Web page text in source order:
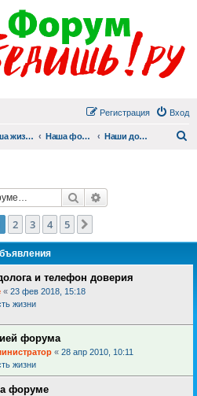
Вход
Регистрация
Наша жизнь (не всё же о суициде!) Наша фотогалерея Наши дороги
Поиск
2 3 4 5
и телефон доверия
« 23 фев 2018, 15:18
жизни
форума
« 28 апр 2010, 10:11
жизни
форуме